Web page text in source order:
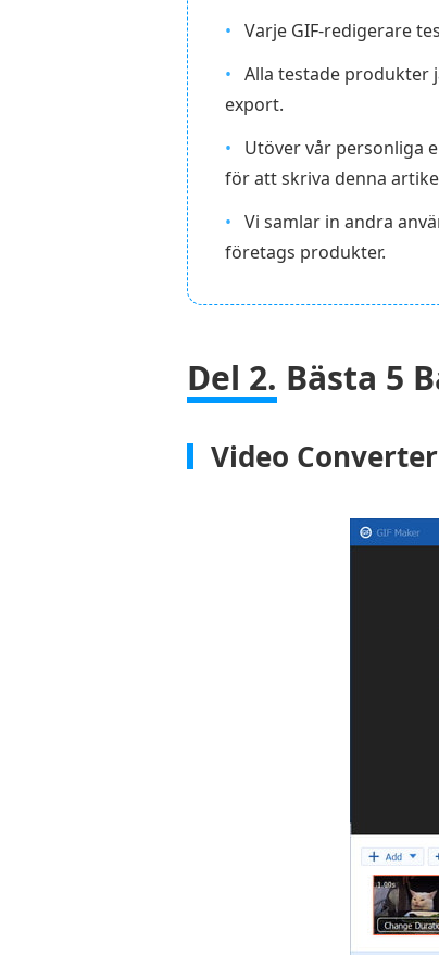
Varje GIF-redigerare
Alla testade produkter
export.
Utöver vår personliga
för att skriva denna
Vi samlar in andra
företags produkter.
Del 2. Bästa 5
Video